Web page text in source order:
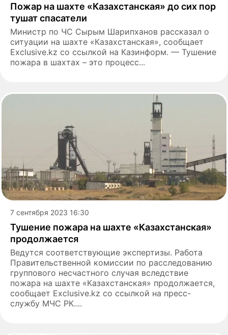
Пожар на шахте «Казахстанская» до сих пор
тушат спасатели
Министр по ЧС Сырым Шарипханов рассказал о
ситуации на шахте «Казахстанская», сообщает
Exclusive.kz со ссылкой на Казинформ. — Тушение
пожара в шахтах – это процесс...
7 сентября 2023 16:30
Тушение пожара на шахте «Казахстанская»
продолжается
Ведутся соответствующие экспертизы. Работа
Правительственной комиссии по расследованию
группового несчастного случая вследствие
пожара на шахте «Казахстанская» продолжается,
сообщает Exclusive.kz со ссылкой на пресс-
службу МЧС РК....